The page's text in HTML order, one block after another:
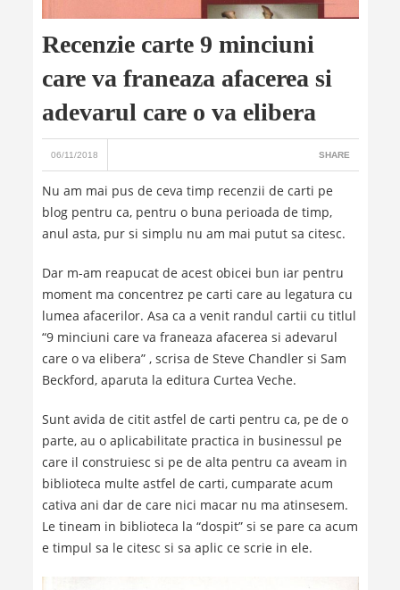
Recenzie carte 9 minciuni
care va franeaza afacerea si
adevarul care o va elibera
06/11/2018 SHARE
Nu am mai pus de ceva timp recenzii de carti pe
blog pentru ca, pentru o buna perioada de timp,
anul asta, pur si simplu nu am mai putut sa citesc.
Dar m-am reapucat de acest obicei bun iar pentru
moment ma concentrez pe carti care au legatura cu
lumea afacerilor. Asa ca a venit randul cartii cu titlul
“9 minciuni care va franeaza afacerea si adevarul
care o va elibera” , scrisa de Steve Chandler si Sam
Beckford, aparuta la editura Curtea Veche.
Sunt avida de citit astfel de carti pentru ca, pe de o
parte, au o aplicabilitate practica in businessul pe
care il construiesc si pe de alta pentru ca aveam in
biblioteca multe astfel de carti, cumparate acum
cativa ani dar de care nici macar nu ma atinsesem.
Le tineam in biblioteca la “dospit” si se pare ca acum
e timpul sa le citesc si sa aplic ce scrie in ele.